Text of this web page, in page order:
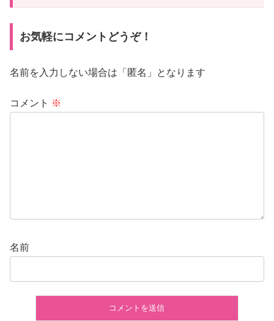
お気軽にコメントどうぞ！
名前を入力しない場合は「匿名」となります
コメント ※
名前